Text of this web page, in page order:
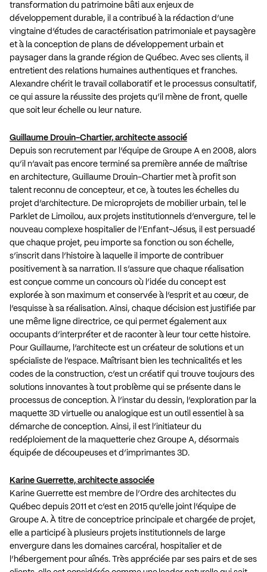
transformation du patrimoine bâti aux enjeux de
développement durable, il a contribué à la rédaction d’une
vingtaine d’études de caractérisation patrimoniale et paysagère
et à la conception de plans de développement urbain et
paysager dans la grande région de Québec. Avec ses clients, il
entretient des relations humaines authentiques et franches.
Alexandre chérit le travail collaboratif et le processus consultatif,
ce qui assure la réussite des projets qu’il mène de front, quelle
que soit leur échelle ou leur nature.
Guillaume Drouin-Chartier, architecte associé
Depuis son recrutement par l’équipe de Groupe A en 2008, alors
qu’il n’avait pas encore terminé sa première année de maîtrise
en architecture, Guillaume Drouin-Chartier met à profit son
talent reconnu de concepteur, et ce, à toutes les échelles du
projet d’architecture. De microprojets de mobilier urbain, tel le
Parklet de Limoilou, aux projets institutionnels d’envergure, tel le
nouveau complexe hospitalier de l’Enfant-Jésus, il est persuadé
que chaque projet, peu importe sa fonction ou son échelle,
s’inscrit dans l’histoire à laquelle il importe de contribuer
positivement à sa narration. Il s’assure que chaque réalisation
est conçue comme un concours où l’idée du concept est
explorée à son maximum et conservée à l’esprit et au cœur, de
l’esquisse à sa réalisation. Ainsi, chaque décision est justifiée par
une même ligne directrice, ce qui permet également aux
occupants d’interpréter et de raconter à leur tour cette histoire.
Pour Guillaume, l’architecte est un créateur de solutions et un
spécialiste de l’espace. Maîtrisant bien les technicalités et les
codes de la construction, c’est un créatif qui trouve toujours des
solutions innovantes à tout problème qui se présente dans le
processus de conception. À l’instar du dessin, l’exploration par la
maquette 3D virtuelle ou analogique est un outil essentiel à sa
démarche de conception. Ainsi, il est l’initiateur du
redéploiement de la maquetterie chez Groupe A, désormais
équipée de découpeuses et d’imprimantes 3D.
Karine Guerrette, architecte associée
Karine Guerrette est membre de l’Ordre des architectes du
Québec depuis 2011 et c’est en 2015 qu’elle joint l’équipe de
Groupe A. À titre de conceptrice principale et chargée de projet,
elle a participé à plusieurs projets institutionnels de large
envergure dans les domaines carcéral, hospitalier et de
l’hébergement pour aînés. Très appréciée par ses pairs et de ses